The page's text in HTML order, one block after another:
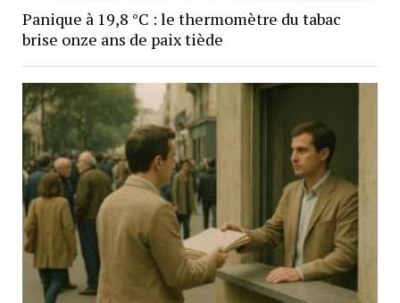
Panique à 19,8 °C : le thermomètre du tabac
brise onze ans de paix tiède